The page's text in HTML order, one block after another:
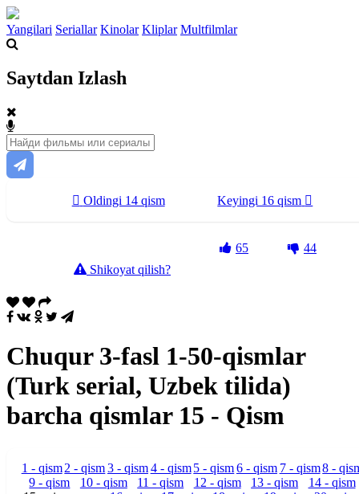
Yangilari Seriallar Kinolar Kliplar Multfilmlar
Saytdan Izlash
Oldingi 14 qism Keyingi 16 qism
Shikoyat qilish?
65 44
Chuqur 3-fasl 1-50-qismlar
(Turk serial, Uzbek tilida)
barcha qismlar 15 - Qism
1 - qism2 - qism3 - qism4 - qism5 - qism6 - qism 7 - qism8 -
9 - qism
10 - qism 11 - qism 12 - qism 13 - qism
14 - qism